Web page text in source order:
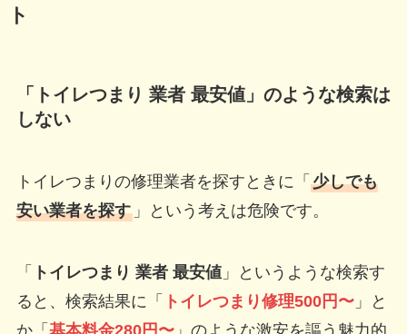
ト
「トイレつまり 業者 最安値」のような検索は
しない
トイレつまりの修理業者を探すときに「 少しでも
安い業者を探す」という考えは危険です。
「 トイレつまり 業者 最安値」というような検索す
ると、検索結果に「
トイレつまり修理500円〜」と